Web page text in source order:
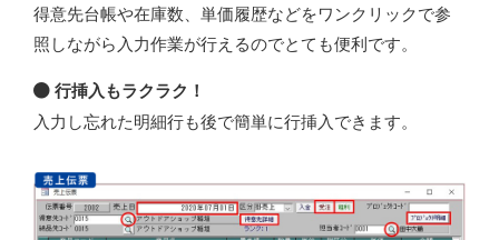
得意先台帳や在庫数、単価履歴などをワンクリックで参
照しながら入力作業が行えるのでとても便利です。
行挿入もラクラク！
入力し忘れた明細行も後で簡単に行挿入できます。